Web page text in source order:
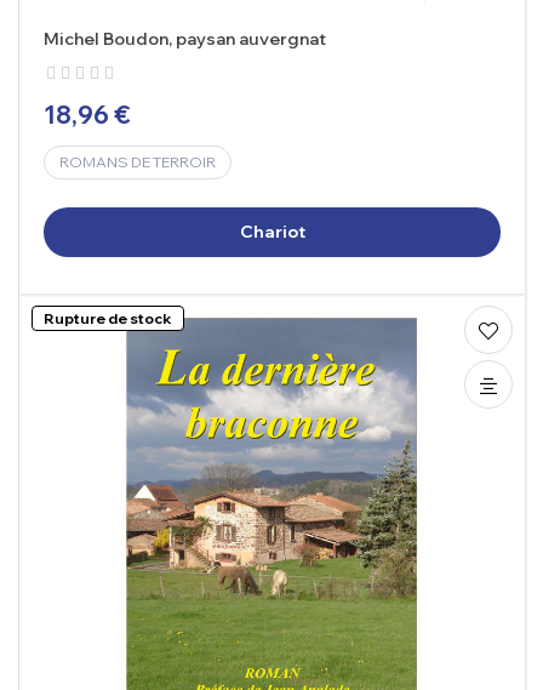
Michel Boudon, paysan auvergnat
18,96 €
ROMANS DE TERROIR
Chariot
Rupture de stock